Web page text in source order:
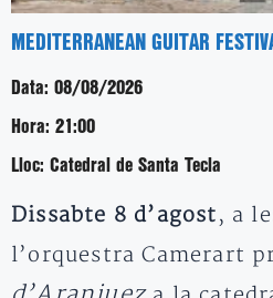
MEDITERRANEAN GUITAR
Data: 08/08/2026
Hora: 21:00
Lloc: Catedral de Santa Tecla
Dissabte 8 d’agost, a
l’orquestra Camerart